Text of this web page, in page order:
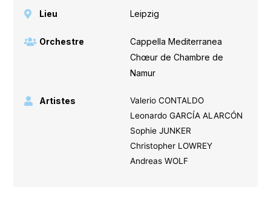
Lieu Leipzig
Orchestre Cappella Mediterranea
Chœur de Chambre de
Namur
Artistes
Valerio CONTALDO
Leonardo GARCÍA ALARCÓN
Sophie JUNKER
Christopher LOWREY
Andreas WOLF